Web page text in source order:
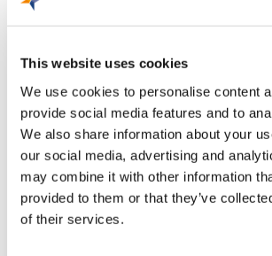
This website uses cookies
We use cookies to personalise content
provide social media features and to
We also share information about your
our social media, advertising and
may combine it with other information
provided to them or that they’ve
of their services.
Vliegveldweg en de aansluitingen naar